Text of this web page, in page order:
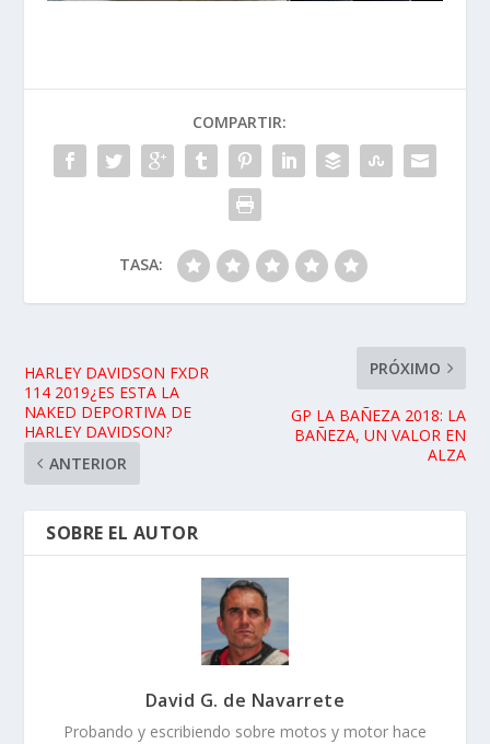
COMPARTIR:
TASA:
HARLEY DAVIDSON FXDR
114 2019¿ES ESTA LA
NAKED DEPORTIVA DE
HARLEY DAVIDSON?
ANTERIOR
PRÓXIMO
GP LA BAÑEZA 2018: LA
BAÑEZA, UN VALOR EN
ALZA
SOBRE EL AUTOR
David G. de Navarrete
Probando y escribiendo sobre motos y motor hace